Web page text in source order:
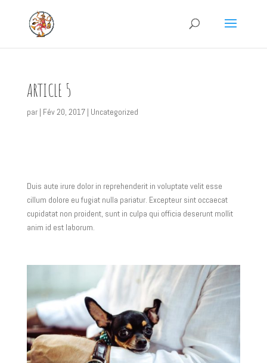
ARTICLE 5
par | Fév 20, 2017| Uncategorized
Duis aute irure dolor in reprehenderit in voluptate velit esse
cillum dolore eu fugiat nulla pariatur. Excepteur sint occaecat
cupidatat non proident, sunt in culpa qui officia deserunt mollit
anim id est laborum.